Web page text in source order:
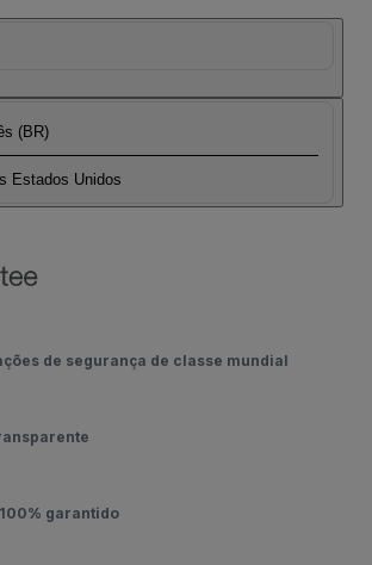
(BR)
Estados Unidos
de segurança de classe mundial
garantido